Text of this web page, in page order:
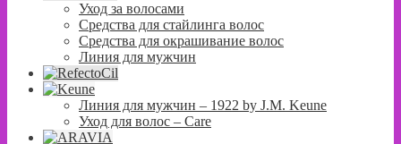
Уход за волосами
Средства для стайлинга волос
Средства для окрашивание волос
Линия для мужчин
Линия для мужчин – 1922 by J.M. Keune
Уход для волос – Сare